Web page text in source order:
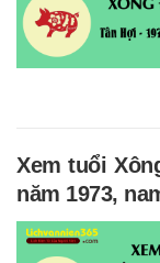
Xem tuổi
năm 1973,